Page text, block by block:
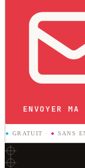
ENVOYER MA
● GRATUIT · ● SANS